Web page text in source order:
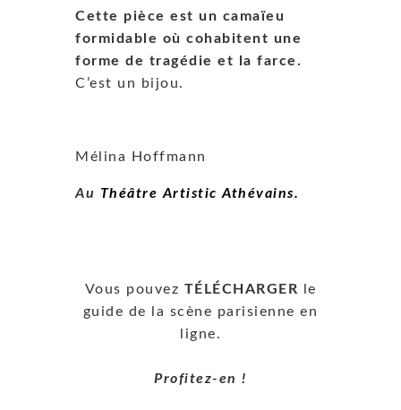
Cette pièce est un camaïeu
formidable où cohabitent une
forme de tragédie et la farce.
C’est un bijou.
Mélina Hoffmann
Au Théâtre Artistic Athévains.
Vous pouvez TÉLÉCHARGER le
guide de la scène parisienne en
ligne.
Profitez-en !